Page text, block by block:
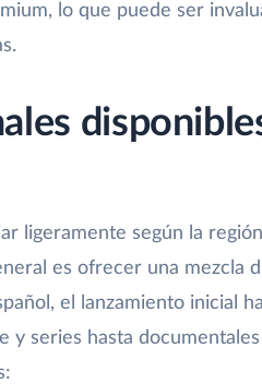
lo que puede ser
ligeramente según la
es ofrecer una mezcla
el lanzamiento inicial
y series hasta